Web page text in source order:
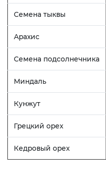
Семена тыквы
Арахис
Семена подсолнечника
Миндаль
Кунжут
Грецкий орех
Кедровый орех